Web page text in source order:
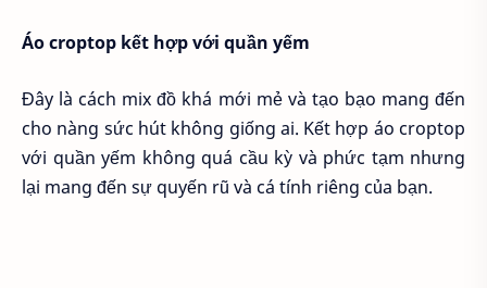
Áo croptop kết hợp với quần yếm
Đây là cách mix đồ khá mới mẻ và tạo bạo mang đến
cho nàng sức hút không giống ai. Kết hợp áo croptop
với quần yếm không quá cầu kỳ và phức tạm nhưng
lại mang đến sự quyến rũ và cá tính riêng của bạn.